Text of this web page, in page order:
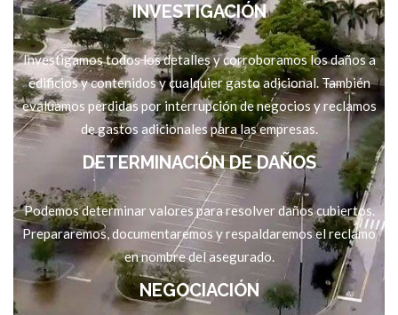
INVESTIGACIÓN
Investigamos todos los detalles y corroboramos los daños a
edificios y contenidos y cualquier gasto adicional. También
evaluamos pérdidas por interrupción de negocios y reclamos
de gastos adicionales para las empresas.
DETERMINACIÓN DE DAÑOS
Podemos determinar valores para resolver daños cubiertos.
Prepararemos, documentaremos y respaldaremos el reclamo
en nombre del asegurado.
NEGOCIACIÓN